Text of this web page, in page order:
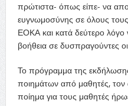
πρώτιστα- όπως είπε- να
ευγνωμοσύνης σε όλους
ΕΟΚΑ και κατά δεύτερο λόγο
βοήθεια σε δυσπραγούντες
Το πρόγραμμα της
ποιημάτων από μαθητές, τον
ποίημα για τους μαθητές